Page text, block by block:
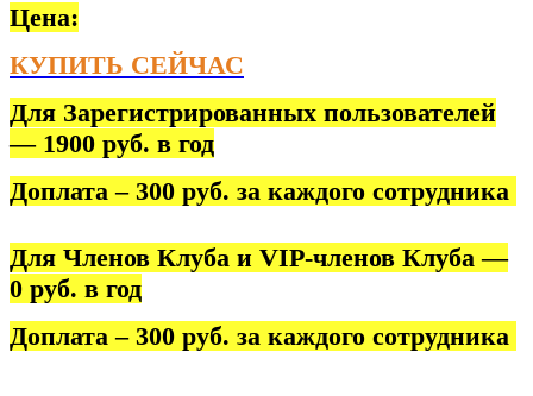
Цена:
КУПИТЬ СЕЙЧАС
Для Зарегистрированных пользователей
— 1900 руб. в год
Доплата – 300 руб. за каждого сотрудника
Для Членов Клуба и VIP-членов Клуба —
0 руб. в год
Доплата – 300 руб. за каждого сотрудника